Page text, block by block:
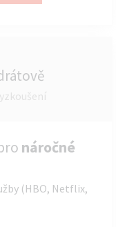
náročné
(HBO, Netflix,